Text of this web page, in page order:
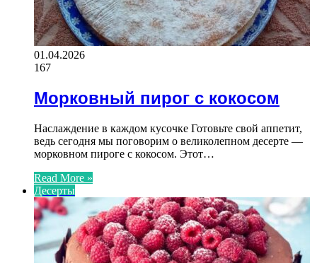
01.04.2026
167
Морковный пирог с кокосом
Наслаждение в каждом кусочке Готовьте свой аппетит,
ведь сегодня мы поговорим о великолепном десерте —
морковном пироге с кокосом. Этот…
Read More »
Десерты